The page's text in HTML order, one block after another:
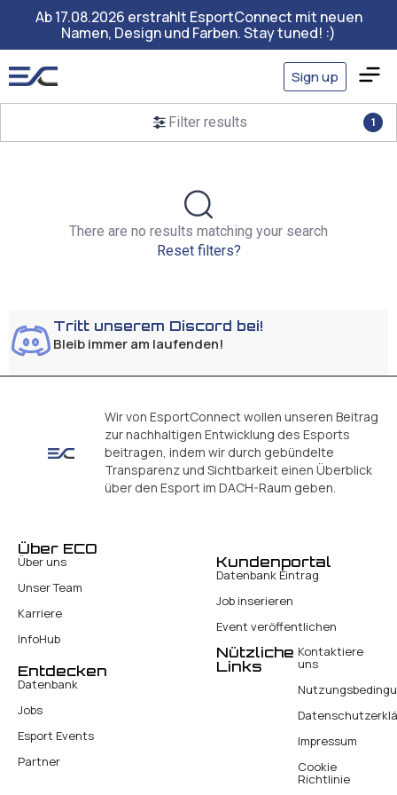
Ab 17.08.2026 erstrahlt EsportConnect mit neuen
Namen, Design und Farben. Stay tuned! :)
Sign up
Tritt unserem Discord bei!
Bleib immer am laufenden!
Filter results 1
There are no results matching your search
Reset filters?
Wir von EsportConnect wollen unseren Beitrag
zur nachhaltigen Entwicklung des Esports
beitragen, indem wir durch gebündelte
Transparenz und Sichtbarkeit einen Überblick
über den Esport im DACH-Raum geben.
Über ECO
Über uns
Unser Team
Karriere
InfoHub
Kundenportal
Datenbank Eintrag
Job inserieren
Event veröffentlichen
Entdecken
Datenbank
Jobs
Esport Events
Partner
Nützliche
Links
Kontaktiere
uns
Impressum
Cookie
Richtlinie